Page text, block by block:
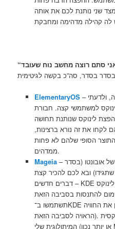
שני נותנת לכם את אותה
ElementaryOS– הפצת לינוקס מעולה למשתמשי קצה, ולדעתי
למשתמשי קצה. חבורת
לינוקס שנותנת תחושה
את זה נורא ברצינות,
הסופי שלהם לא פחות
ממדהים.
Mageia– אולי נמאס לכם קצת מהגנומיות של אובונטו (בסדר
שתגידו) ובא לכם להכיר קצת
דברים חדשים – KDE זה ממש אחלה, וכל משתמש לינוקס
בסביבה הזאת. (המלצה חמה: אל
תשתמשו ב־KDE על אובונטו, בדר”כ זה לא נותן את החוויה
הראויה לסביבה הזאת). אני מודה שאני שהיא האקסית